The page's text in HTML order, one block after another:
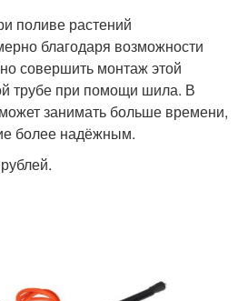
поливе растений
благодаря возможности
совершить монтаж этой
трубе при помощи шила. В
занимать больше времени,
более надёжным.